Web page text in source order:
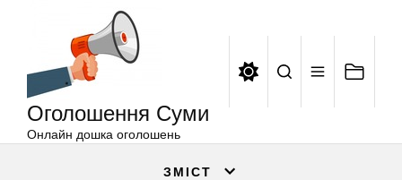
Оголошення Суми
Онлайн дошка оголошень
ЗМІСТ